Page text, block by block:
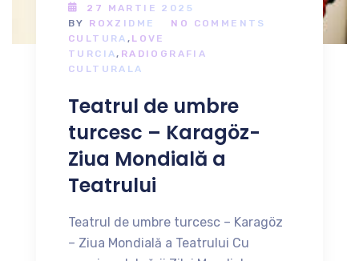
27 MARTIE 2025
BY ROXZIDME
NO COMMENTS
CULTURA , LOVE
TURCIA, RADIOGRAFIA
CULTURALA
Teatrul de umbre
turcesc – Karagöz-
Ziua Mondială a
Teatrului
Teatrul de umbre turcesc – Karagöz
– Ziua Mondială a Teatrului Cu